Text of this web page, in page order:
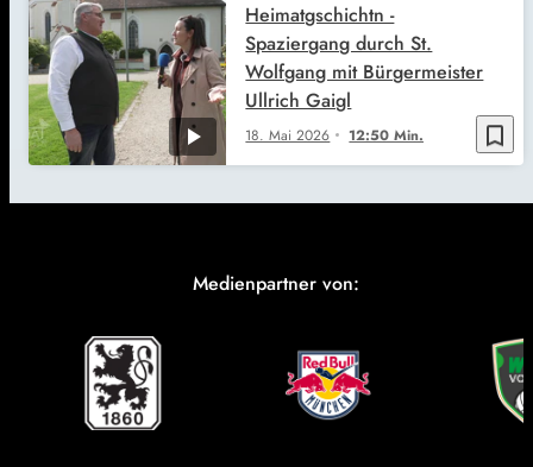
bookmark_border
18. Mai 2026 12:50 Min.
Heimatgschichtn -
Spaziergang durch St.
Wolfgang mit Bürgermeister
Ullrich Gaigl
Medienpartner von: